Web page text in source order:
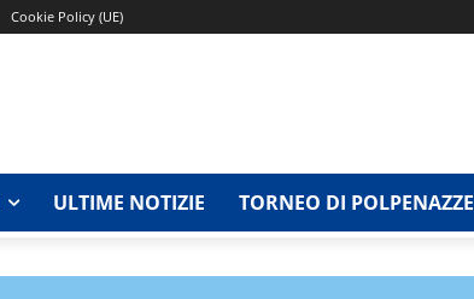
Cookie Policy (UE)
ULTIME NOTIZIE TORNEO DI POLPENAZZE